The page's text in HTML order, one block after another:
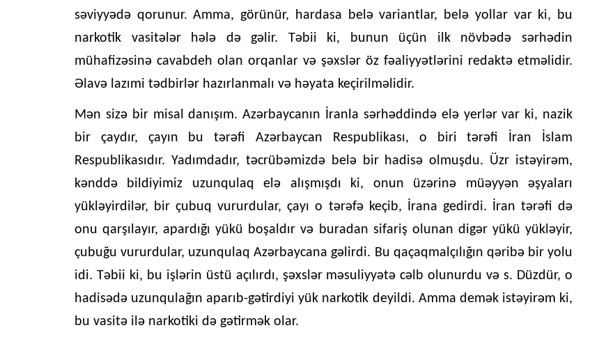
səviyyədə qorunur. Amma, görünür, hardasa belə variantlar, belə yollar var ki, bu
narkotik vasitələr hələ də gəlir. Təbii ki, bunun üçün ilk növbədə sərhədin
mühafizəsinə cavabdeh olan orqanlar və şəxslər öz fəaliyyətlərini redaktə etməlidir.
Əlavə lazımi tədbirlər hazırlanmalı və həyata keçirilməlidir.
Mən sizə bir misal danışım. Azərbaycanın İranla sərhəddində elə yerlər var ki, nazik
bir çaydır, çayın bu tərəfi Azərbaycan Respublikası, o biri tərəfi İran İslam
Respublikasıdır. Yadımdadır, təcrübəmizdə belə bir hadisə olmuşdu. Üzr istəyirəm,
kənddə bildiyimiz uzunqulaq elə alışmışdı ki, onun üzərinə müəyyən əşyaları
yükləyirdilər, bir çubuq vururdular, çayı o tərəfə keçib, İrana gedirdi. İran tərəfi də
onu qarşılayır, apardığı yükü boşaldır və buradan sifariş olunan digər yükü yükləyir,
çubuğu vururdular, uzunqulaq Azərbaycana gəlirdi. Bu qaçaqmalçılığın qəribə bir yolu
idi. Təbii ki, bu işlərin üstü açılırdı, şəxslər məsuliyyətə cəlb olunurdu və s. Düzdür, o
hadisədə uzunqulağın aparıb-gətirdiyi yük narkotik deyildi. Amma demək istəyirəm ki,
bu vasitə ilə narkotiki də gətirmək olar.